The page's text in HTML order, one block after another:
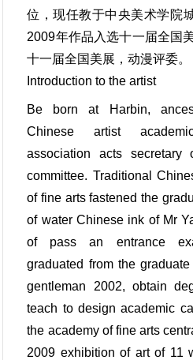
位，现任教于中央美术学院
2009年作品入选十一届全国
十一届全国美展，动漫评委。
Introduction to the artist
Be born at Harbin,
Chinese artist
association acts
committee. Traditional
of fine arts fastened the
of water Chinese ink of Mr
of pass an entrance
graduated from the
gentleman 2002, obtain
teach to design academic
the academy of fine arts
2009 exhibition of art of 11